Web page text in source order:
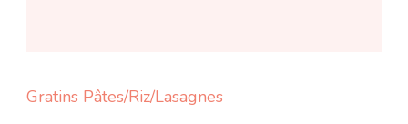
Gratins Pâtes/Riz/Lasagnes